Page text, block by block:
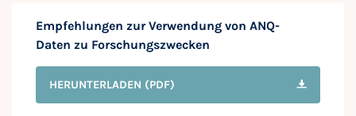
Empfehlungen zur Verwendung von ANQ-
Daten zu Forschungszwecken
HERUNTERLADEN (PDF)